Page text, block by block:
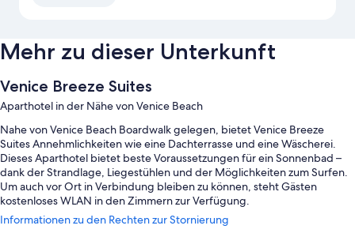
Mehr zu dieser Unterkunft
Venice Breeze Suites
Aparthotel in der Nähe von Venice Beach
Nahe von Venice Beach Boardwalk gelegen, bietet Venice Breeze
Suites Annehmlichkeiten wie eine Dachterrasse und eine Wäscherei.
Dieses Aparthotel bietet beste Voraussetzungen für ein Sonnenbad –
dank der Strandlage, Liegestühlen und der Möglichkeiten zum Surfen.
Um auch vor Ort in Verbindung bleiben zu können, steht Gästen
kostenloses WLAN in den Zimmern zur Verfügung.
Weitere Extras sind:
Informationen zu den Rechten zur Stornierung